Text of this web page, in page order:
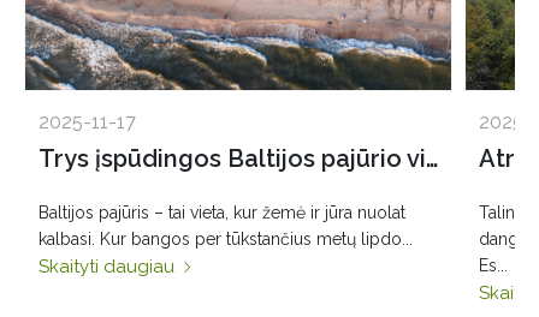
2025-11-17
Trys įspūdingos Baltijos pajūrio vietos: Olando Kepurė, Veczemių uolos, Pakri skardžiai
Baltijos pajūris – tai vieta, kur žemė ir jūra nuolat
kalbasi. Kur bangos per tūkstančius metų lipdo...
Skaityti daugiau
2025-
Talino
Es...